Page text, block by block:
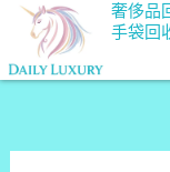
Skip
content
奢侈品
手袋回